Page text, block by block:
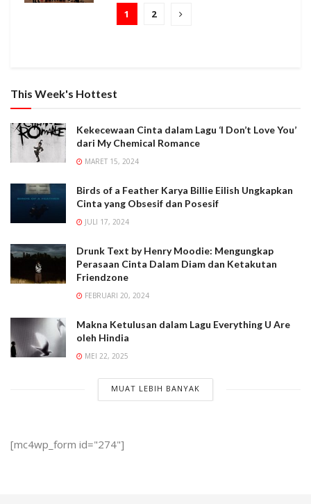
1 2
This Week's Hottest
Kekecewaan Cinta dalam Lagu ‘I Don’t Love You’
dari My Chemical Romance
MARET 15, 2024
Birds of a Feather Karya Billie Eilish Ungkapkan
Cinta yang Obsesif dan Posesif
JULI 17, 2024
Drunk Text by Henry Moodie: Mengungkap
Perasaan Cinta Dalam Diam dan Ketakutan
Friendzone
FEBRUARI 20, 2024
Makna Ketulusan dalam Lagu Everything U Are
oleh Hindia
MEI 22, 2025
MUAT LEBIH BANYAK
[mc4wp_form id="274"]